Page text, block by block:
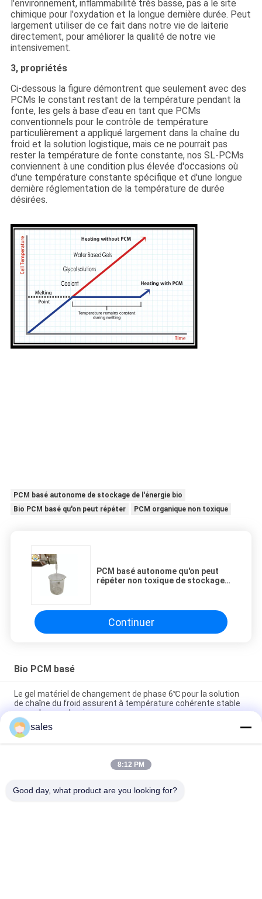
l'environnement, inflammabilité très basse, pas a le site
chimique pour l'oxydation et la longue dernière durée. Peut
largement utiliser de ce fait dans notre vie de laiterie
directement, pour améliorer la qualité de notre vie
intensivement.
3, propriétés
Ci-dessous la figure démontrent que seulement avec des
PCMs le constant restant de la température pendant la
fonte, les gels à base d'eau en tant que PCMs
conventionnels pour le contrôle de température
particulièrement a appliqué largement dans la chaîne du
froid et la solution logistique, mais ce ne pourrait pas
rester la température de fonte constante, nos SL-PCMs
conviennent à une condition plus élevée d'occasions où
d'une température constante spécifique et d'une longue
dernière réglementation de la température de durée
désirées.
PCM basé autonome de stockage de l'énergie bio
Bio PCM basé qu'on peut répéter
PCM organique non toxique
PCM basé autonome qu'on peut
répéter non toxique de stockage
Continuer
Bio PCM basé
Le gel matériel de changement de phase 6℃ pour la solution
de chaîne du froid assurent à température cohérente stable
sans glace carbonique
Bio capacité de feu vif basée organique de matériel de
changement de phase de Thermoregulated
Matériel basé organique de changement de phase de la
sales
8:12 PM
Good day, what product are you looking for?